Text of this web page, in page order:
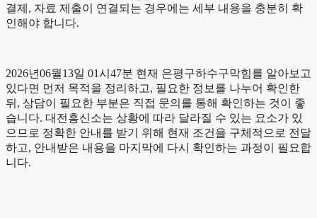
결제, 자료 제출이 연결되는 경우에는 세부 내용을 충분히 확
인해야 합니다.
2026년06월13일 01시47분 현재 은평구하수구막힘를 알아보고
있다면 먼저 목적을 정리하고, 필요한 정보를 나누어 확인한
뒤, 상담이 필요한 부분은 직접 문의를 통해 확인하는 것이 좋
습니다. 대전흥신소는 상황에 따라 달라질 수 있는 요소가 있
으므로 정확한 안내를 받기 위해 현재 조건을 구체적으로 전달
하고, 안내받은 내용을 마지막에 다시 확인하는 과정이 필요합
니다.